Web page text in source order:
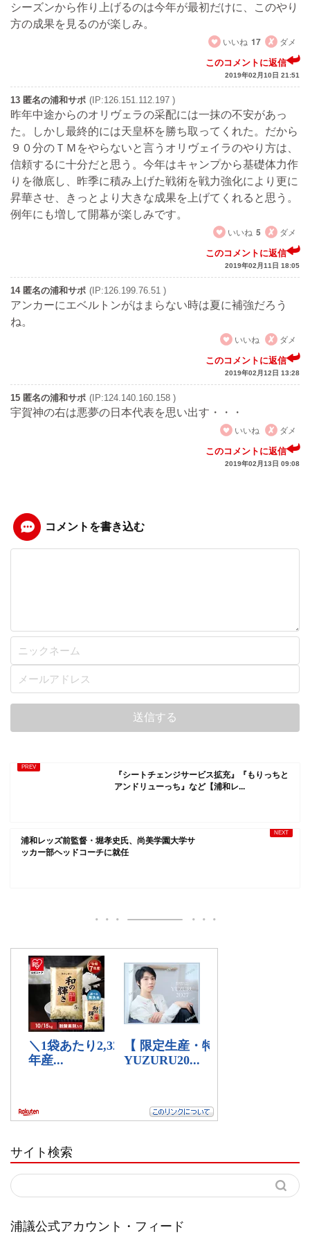
シーズンから作り上げるのは今年が最初だけに、このやり
方の成果を見るのが楽しみ。
いいね 17 ダメ
このコメントに返信
2019年02月10日 21:51
13 匿名の浦和サポ (IP:126.151.112.197 )
昨年中途からのオリヴェラの采配には一抹の不安があっ
た。しかし最終的には天皇杯を勝ち取ってくれた。だから
９０分のＴＭをやらないと言うオリヴェイラのやり方は、
信頼するに十分だと思う。今年はキャンプから基礎体力作
りを徹底し、昨季に積み上げた戦術を戦力強化により更に
昇華させ、きっとより大きな成果を上げてくれると思う。
例年にも増して開幕が楽しみです。
いいね 5 ダメ
このコメントに返信
2019年02月11日 18:05
14 匿名の浦和サポ (IP:126.199.76.51 )
アンカーにエベルトンがはまらない時は夏に補強だろう
ね。
いいね
ダメ
このコメントに返信
2019年02月12日 13:28
15 匿名の浦和サポ (IP:124.140.160.158 )
宇賀神の右は悪夢の日本代表を思い出す・・・
いいね
ダメ
このコメントに返信
2019年02月13日 09:08
コメントを書き込む
『シートチェンジサービス拡充』『もりっちと
アンドリューっち』など【浦和レ...
浦和レッズ前監督・堀孝史氏、尚美学園大学サ
ッカー部ヘッドコーチに就任
サイト検索
浦議公式アカウント・フィード